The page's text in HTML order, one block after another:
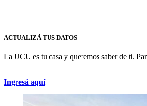
ACTUALIZÁ TUS DATOS
La UCU es tu casa y queremos saber de ti.
Ingresá aquí